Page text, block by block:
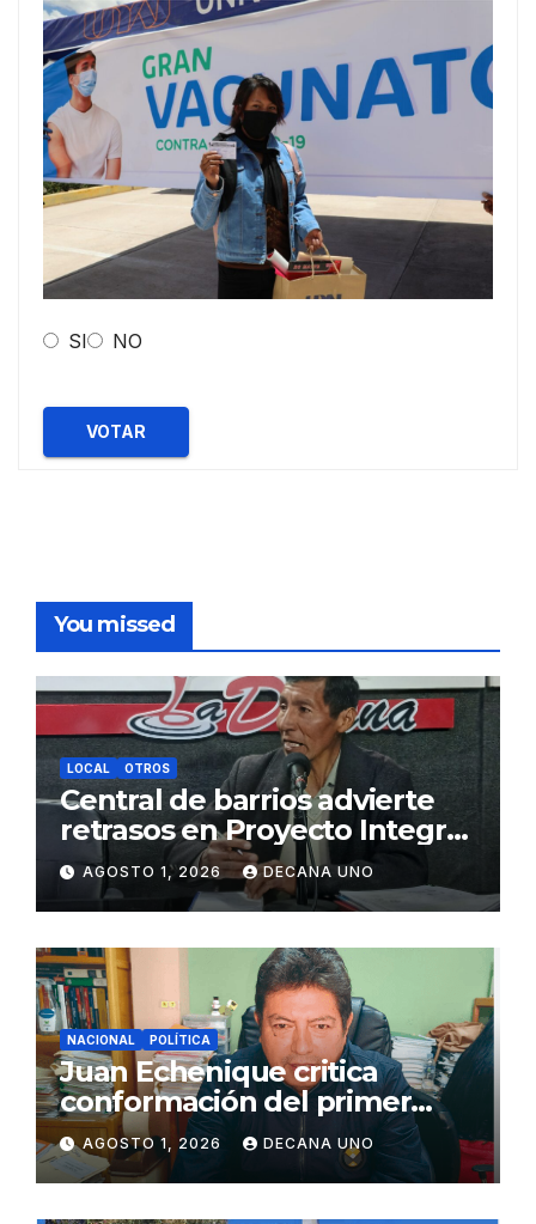
SI NO
VOTAR
You missed
LOCAL OTROS
Central de barrios advierte
retrasos en Proyecto Integral
de Agua y Alcantarillado para
Juliaca
AGOSTO 1, 2026 DECANA UNO
NACIONAL POLÍTICA
Juan Echenique critica
conformación del primer
gabinete ministerial de Keiko
Fujimori
AGOSTO 1, 2026 DECANA UNO